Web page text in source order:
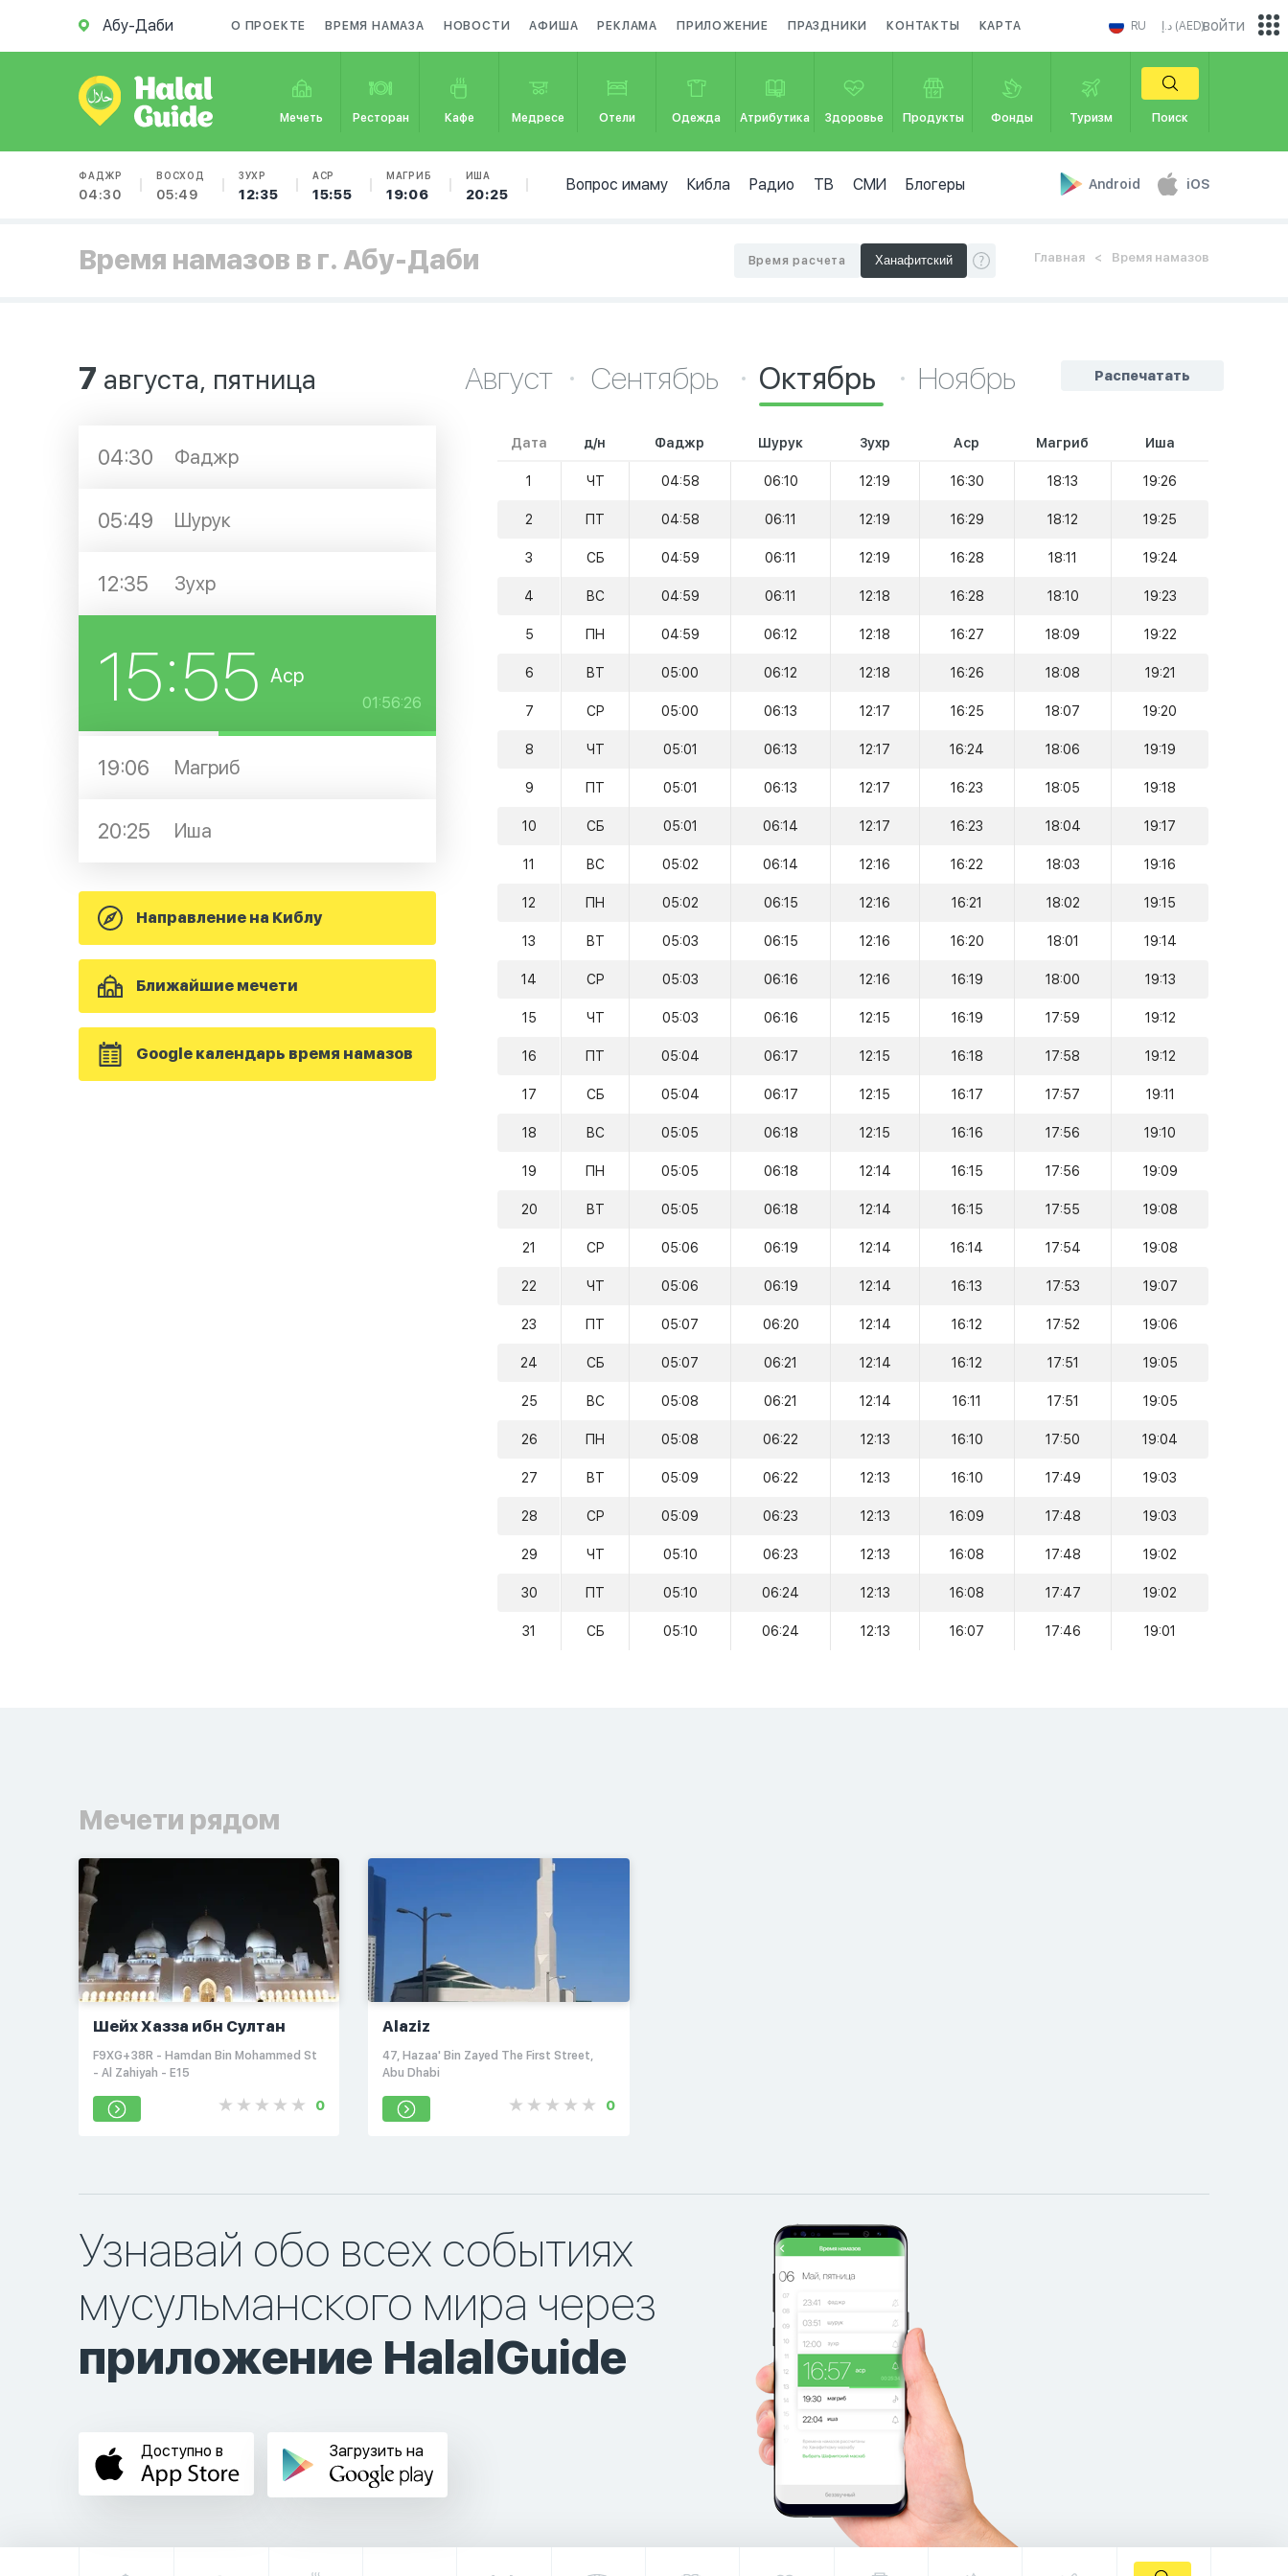
Абу-Даби О ПРОЕКТЕ ВРЕМЯ НАМАЗА НОВОСТИ АФИША РЕКЛАМА ПРИЛОЖЕНИЕ ПРАЗДНИКИ КОНТАКТЫ КАРТА RU د.إ (AED)
Мечеть Ресторан Кафе Медресе Отели Одежда Атрибутика Здоровье Продукты Фонды Туризм Поиск
ФАДЖР
04:30
ВОСХОД
05:49
ЗУХР
12:35
АСР
15:55
МАГРИБ
19:06
ИША
20:25
Вопрос имаму Кибла Радио ТВ СМИ Блогеры Android iOS
войти
Время намазов в г. Абу-Даби Главная Время намазов
Время расчета
7 августа, пятница
04:30 Фаджр
05:49 Шурук
12:35 Зухр
15:55 Аср
01:56:25
19:06 Магриб
20:25 Иша
Направление на Киблу
Ближайшие мечети
Google календарь время намазов
Распечатать
Август Сентябрь Октябрь Ноябрь
Дата д/н Фаджр Шурук Зухр Аср Магриб Иша
1 ЧТ 04:58 06:10 12:19 16:30 18:13 19:26
2 ПТ 04:58 06:11 12:19 16:29 18:12 19:25
3 СБ 04:59 06:11 12:19 16:28 18:11 19:24
4 ВС 04:59 06:11 12:18 16:28 18:10 19:23
5 ПН 04:59 06:12 12:18 16:27 18:09 19:22
6 ВТ 05:00 06:12 12:18 16:26 18:08 19:21
7 СР 05:00 06:13 12:17 16:25 18:07 19:20
8 ЧТ 05:01 06:13 12:17 16:24 18:06 19:19
9 ПТ 05:01 06:13 12:17 16:23 18:05 19:18
10 СБ 05:01 06:14 12:17 16:23 18:04 19:17
11 ВС 05:02 06:14 12:16 16:22 18:03 19:16
12 ПН 05:02 06:15 12:16 16:21 18:02 19:15
13 ВТ 05:03 06:15 12:16 16:20 18:01 19:14
14 СР 05:03 06:16 12:16 16:19 18:00 19:13
15 ЧТ 05:03 06:16 12:15 16:19 17:59 19:12
16 ПТ 05:04 06:17 12:15 16:18 17:58 19:12
17 СБ 05:04 06:17 12:15 16:17 17:57 19:11
18 ВС 05:05 06:18 12:15 16:16 17:56 19:10
19 ПН 05:05 06:18 12:14 16:15 17:56 19:09
20 ВТ 05:05 06:18 12:14 16:15 17:55 19:08
21 СР 05:06 06:19 12:14 16:14 17:54 19:08
22 ЧТ 05:06 06:19 12:14 16:13 17:53 19:07
23 ПТ 05:07 06:20 12:14 16:12 17:52 19:06
24 СБ 05:07 06:21 12:14 16:12 17:51 19:05
25 ВС 05:08 06:21 12:14 16:11 17:51 19:05
26 ПН 05:08 06:22 12:13 16:10 17:50 19:04
27 ВТ 05:09 06:22 12:13 16:10 17:49 19:03
28 СР 05:09 06:23 12:13 16:09 17:48 19:03
29 ЧТ 05:10 06:23 12:13 16:08 17:48 19:02
30 ПТ 05:10 06:24 12:13 16:08 17:47 19:02
31 СБ 05:10 06:24 12:13 16:07 17:46 19:01
Мечети рядом
Шейх Хазза ибн Султан
F9XG+38R - Hamdan Bin Mohammed St
- Al Zahiyah - E15
0
Alaziz
​47, Hazaa' Bin Zayed The First Street,
Abu Dhabi
0
Узнавай обо всех событиях
мусульманского мира через
приложение HalalGuide
Доступно в Загрузить на